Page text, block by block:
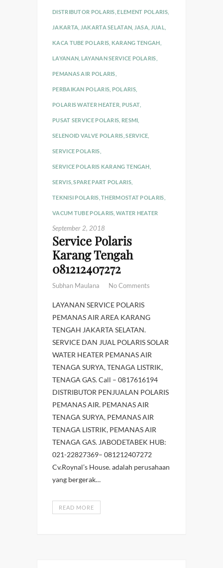
DISTRIBUTOR POLARIS ,ELEMENT POLARIS,
JAKARTA JAKARTA SELATAN JASA JUAL
KACA TUBE POLARIS KARANG TENGAH
LAYANAN LAYANAN SERVICE POLARIS
PEMANAS AIR POLARIS
PERBAIKAN POLARIS POLARIS,
POLARIS WATER HEATER PUSAT
PUSAT SERVICE POLARIS RESMI
SELENOID VALVE POLARIS ,SERVICE
SERVICE POLARIS
SERVICE POLARIS KARANG TENGAH
SERVIS,SPARE PART POLARIS,
TEKNISI POLARIS ,THERMOSTAT POLARIS
VACUM TUBE POLARIS ,WATER HEATER
September 2, 2018
Service Polaris
Karang Tengah
081212407272
Subhan Maulana No Comments
LAYANAN SERVICE POLARIS
PEMANAS AIR AREA KARANG
TENGAH JAKARTA SELATAN.
SERVICE DAN JUAL POLARIS SOLAR
WATER HEATER PEMANAS AIR
TENAGA SURYA, TENAGA LISTRIK,
TENAGA GAS. Call – 0817616194
DISTRIBUTOR PENJUALAN POLARIS
PEMANAS AIR. PEMANAS AIR
TENAGA SURYA, PEMANAS AIR
TENAGA LISTRIK, PEMANAS AIR
TENAGA GAS. JABODETABEK HUB:
021-22827369– 081212407272
Cv.Roynal’s House. adalah perusahaan
yang bergerak…
READ MORE